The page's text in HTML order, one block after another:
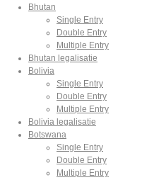
Bhutan
Single Entry
Double Entry
Multiple Entry
Bhutan legalisatie
Bolivia
Single Entry
Double Entry
Multiple Entry
Bolivia legalisatie
Botswana
Single Entry
Double Entry
Multiple Entry